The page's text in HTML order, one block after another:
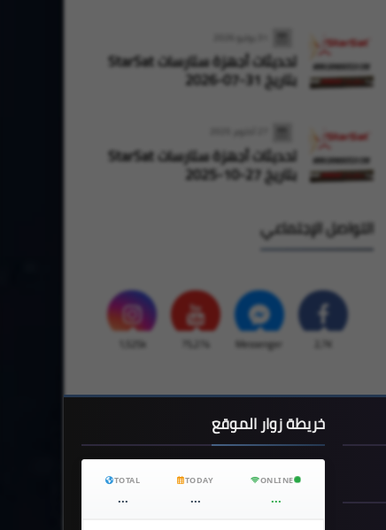
تحديثات أجهزة ستارسات StarSat
بتاريخ 31-07-2026
تحديثات أجهزة ستارسات StarSat
بتاريخ 27-10-2025
التواصل الإجتماعي
2,7K
Messenger
75,274
1,525k
خريطة زوار الموقع
TOTAL
...
TODAY
...
ONLINE
...